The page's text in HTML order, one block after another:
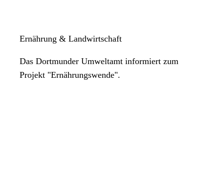
Ernährung & Landwirtschaft
Das Dortmunder Umweltamt informiert zum
Projekt "Ernährungswende".